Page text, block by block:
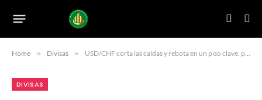
Home » Divisas » USD/CHF corta las caídas y rebota en un piso clave, pero el sesgo del mercado aún apunta a la baja
DIVISAS